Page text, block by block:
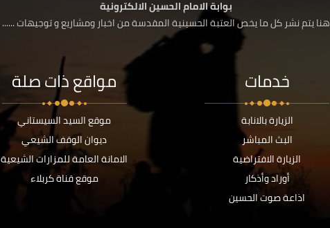
بوابة الامام الحسين الالكترونية
هنا يتم نشر كل ما يخص العتبة الحسينية المقدسة من اخبار ومشاريع و توجيهات ......
خدمات
الزيارة بالانابة
البث المباشر
الزيارة الافتراضية
أوراد وأذكار
اذاعة صوت الحسين
مواقع ذات صلة
موقع السيد السيستاني
ديوان الوقف الشيعي
الامانة العامة للمزارات الشيعية
موقع قناة كربلاء